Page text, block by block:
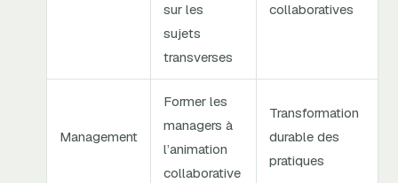
sur les
sujets
transverses
collaboratives
Management
Former les
managers à
l’animation
collaborative
Transformation
durable des
pratiques